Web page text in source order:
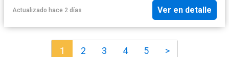
Actualizado hace 2 días Ver en detalle
1 2 3 4 5 >